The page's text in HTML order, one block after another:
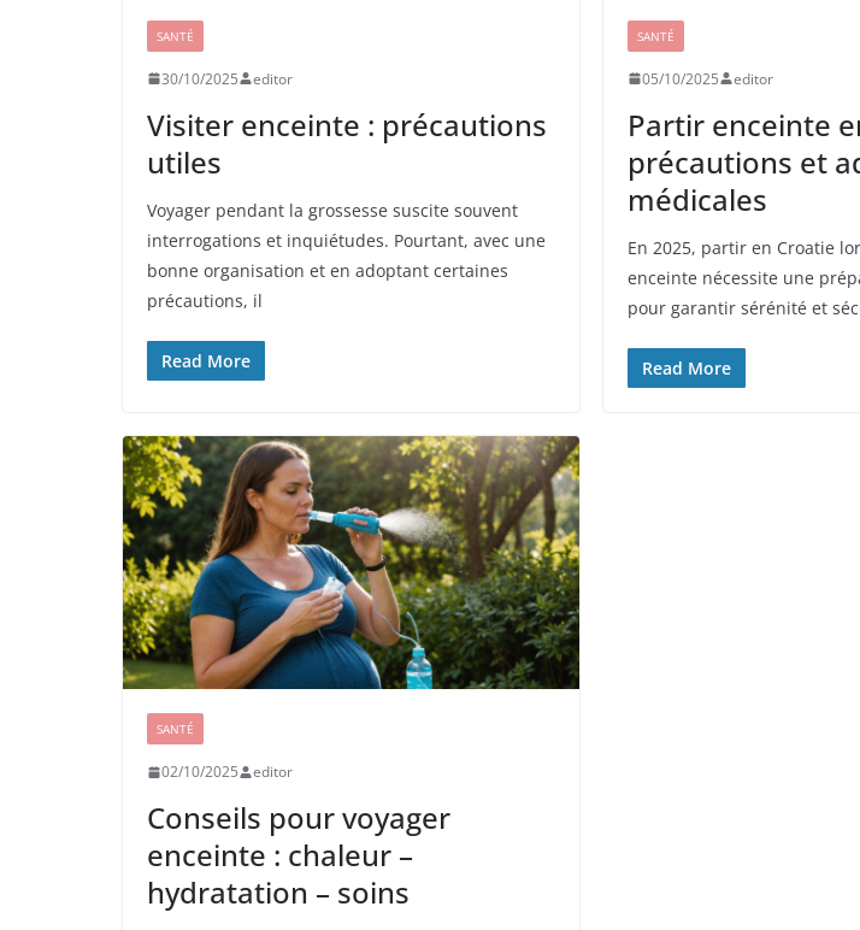
SANTÉ
30/10/2025 editor
Visiter enceinte : précautions
utiles
Voyager pendant la grossesse suscite souvent
interrogations et inquiétudes. Pourtant, avec une
bonne organisation et en adoptant certaines
précautions, il
Read More
SANTÉ
05/10/2025 editor
Partir enceinte
précautions et
médicales
En 2025, partir en Croatie
enceinte nécessite une
pour garantir sérénité et
Read More
SANTÉ
02/10/2025 editor
Conseils pour voyager
enceinte : chaleur –
hydratation – soins